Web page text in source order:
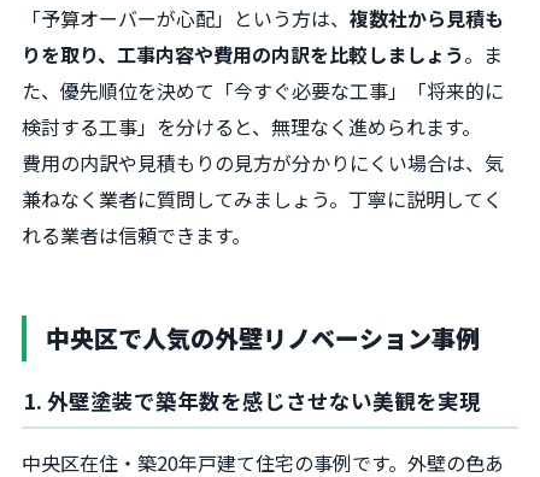
「予算オーバーが心配」という方は、 複数社から見積も
りを取り、工事内容や費用の内訳を比較しましょう。ま
た、優先順位を決めて「今すぐ必要な工事」「将来的に
検討する工事」を分けると、無理なく進められます。
費用の内訳や見積もりの見方が分かりにくい場合は、気
兼ねなく業者に質問してみましょう。丁寧に説明してく
れる業者は信頼できます。
中央区で人気の外壁リノベーション事例
1. 外壁塗装で築年数を感じさせない美観を実現
中央区在住・築20年戸建て住宅の事例です。外壁の色あ